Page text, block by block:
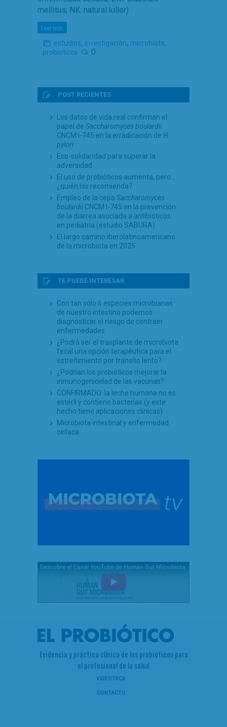
mellitus; NK: natural killer)
Leer más
estudios, investigación, microbiota,
probioticos 0
POST RECIENTES
Los datos de vida real confirman el
papel de Saccharomyces boulardii
CNCM I-745 en la erradicación de H.
pylori
Eco-solidaridad para superar la
adversidad
El uso de probióticos aumenta, pero…
¿quién los recomienda?
Empleo de la cepa Saccharomyces
boulardii CNCM I-745 en la prevención
de la diarrea asociada a antibióticos
en pediatría (estudio SABURA)
El largo camino iberolatinoamericano
de la microbiota en 2025
TE PUEDE INTERESAR
Con tan sólo 6 especies microbianas
de nuestro intestino podemos
diagnosticar el riesgo de contraer
enfermedades
¿Podrá ser el trasplante de microbiota
fecal una opción terapéutica para el
estreñimiento por tránsito lento?
¿Podrían los probióticos mejorar la
inmunogenicidad de las vacunas?
CONFIRMADO: la leche humana no es
estéril y contiene bacterias (y este
hecho tiene aplicaciones clínicas)
Microbiota intestinal y enfermedad
celíaca
Evidencia y práctica clínica de los probióticos para
el profesional de la salud
VIDEOTECA
CONTACTO